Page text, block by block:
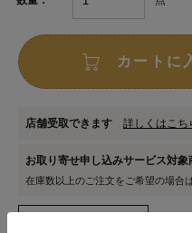
カートに
店舗受取できます 詳しくはこち
お取り寄せ申し込みサービス対
在庫数以上のご注文をご希望の場合